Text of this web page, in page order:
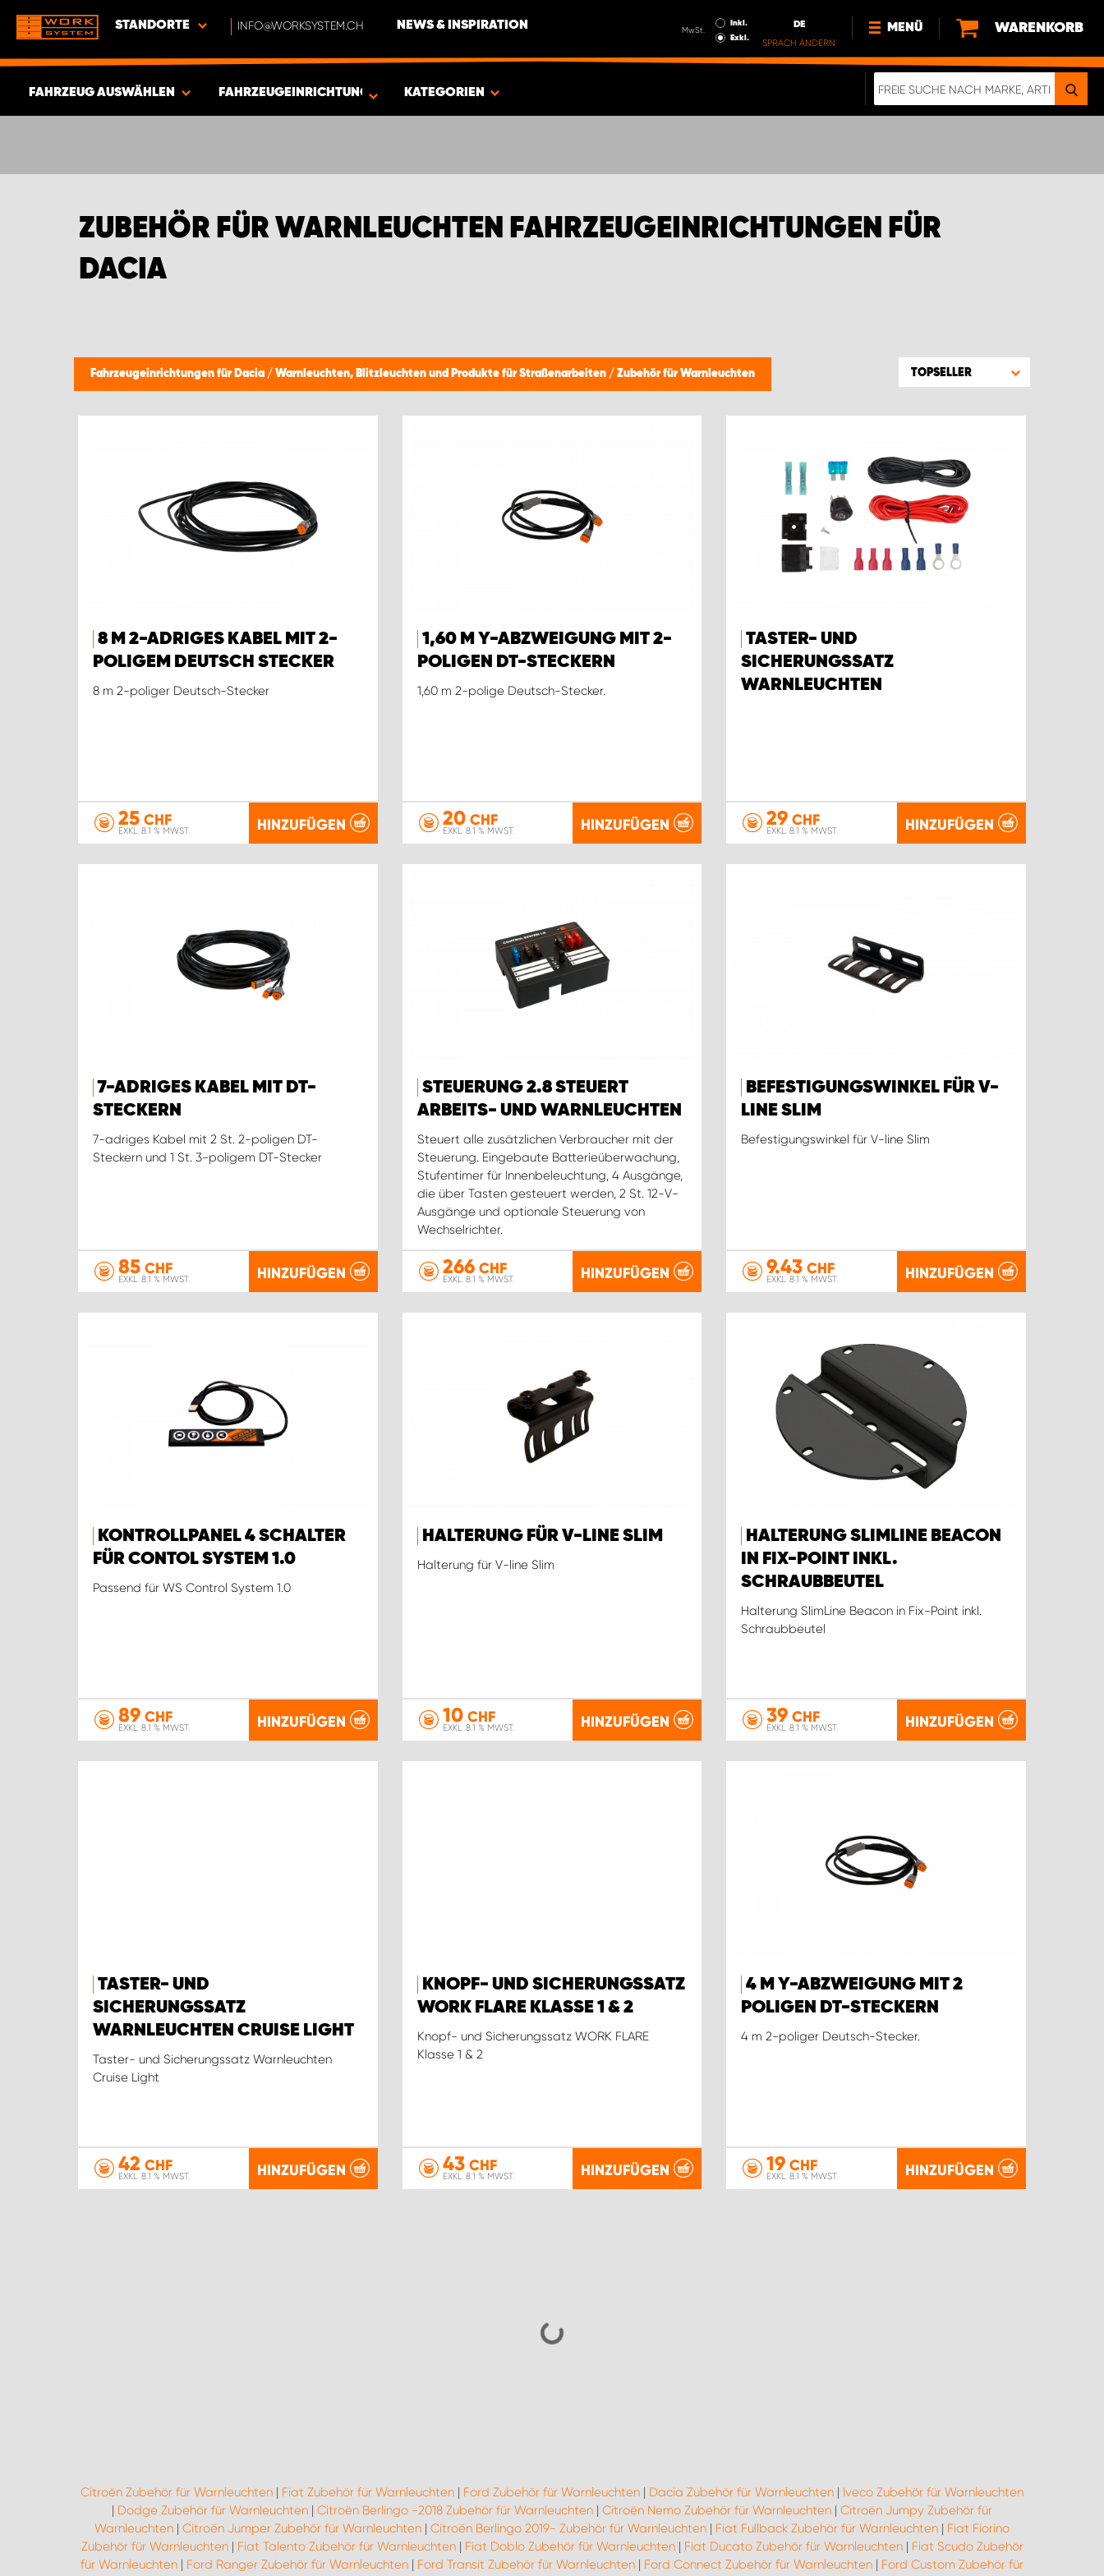
STANDORTE INFO@WORKSYSTEM.CH NEWS & INSPIRATION MwSt.
Inkl.
Exkl.
DE
SPRACH ÄNDERN
MENÜ
NEWS
ELEKTRO-FAHRZEUGE
WARENKORB
FAHRZEUG AUSWÄHLEN
ARTIKEL
FAHRZEUGEINRICHTUNGEN FÜR DACIA
KATEGORIEN
ZUBEHÖR FÜR WARNLEUCHTEN FAHRZEUGEINRICHTUNGEN FÜR
DACIA
Fahrzeugeinrichtungen für Dacia / Warnleuchten, Blitzleuchten und Produkte für Straßenarbeiten / Zubehör für Warnleuchten TOPSELLER
8 M 2-ADRIGES KABEL MIT 2-
POLIGEM DEUTSCH STECKER
8 m 2-poliger Deutsch-Stecker
25 CHF
EXKL. 8.1 % MWST. HINZUFÜGEN
1,60 M Y-ABZWEIGUNG MIT 2-
POLIGEN DT-STECKERN
1,60 m 2-polige Deutsch-Stecker.
20CHF
EXKL. 8.1 % MWST. HINZUFÜGEN
TASTER- UND
SICHERUNGSSATZ
WARNLEUCHTEN
29 CHF
EXKL. 8.1 % MWST. HINZUFÜGEN
7-ADRIGES KABEL MIT DT-
STECKERN
7-adriges Kabel mit 2 St. 2-poligen DT-
Steckern und 1 St. 3-poligem DT-Stecker
85 CHF
EXKL. 8.1 % MWST. HINZUFÜGEN
STEUERUNG 2.8 STEUERT
ARBEITS- UND WARNLEUCHTEN
Steuert alle zusätzlichen Verbraucher mit der
Steuerung. Eingebaute Batterieüberwachung,
Stufentimer für Innenbeleuchtung, 4 Ausgänge,
die über Tasten gesteuert werden, 2 St. 12-V-
Ausgänge und optionale Steuerung von
Wechselrichter.
266CHF
EXKL. 8.1 % MWST. HINZUFÜGEN
BEFESTIGUNGSWINKEL FÜR V-
LINE SLIM
Befestigungswinkel für V-line Slim
9.43 CHF
EXKL. 8.1 % MWST. HINZUFÜGEN
KONTROLLPANEL 4 SCHALTER
FÜR CONTOL SYSTEM 1.0
Passend für WS Control System 1.0
89 CHF
EXKL. 8.1 % MWST. HINZUFÜGEN
HALTERUNG FÜR V-LINE SLIM
Halterung für V-line Slim
10CHF
EXKL. 8.1 % MWST. HINZUFÜGEN
HALTERUNG SLIMLINE BEACON
IN FIX-POINT INKL.
SCHRAUBBEUTEL
Halterung SlimLine Beacon in Fix-Point inkl.
Schraubbeutel
39 CHF
EXKL. 8.1 % MWST. HINZUFÜGEN
TASTER- UND
SICHERUNGSSATZ
WARNLEUCHTEN CRUISE LIGHT
Taster- und Sicherungssatz Warnleuchten
Cruise Light
42 CHF
EXKL. 8.1 % MWST. HINZUFÜGEN
KNOPF- UND SICHERUNGSSATZ
WORK FLARE KLASSE 1 & 2
Knopf- und Sicherungssatz WORK FLARE
Klasse 1 & 2
43CHF
EXKL. 8.1 % MWST. HINZUFÜGEN
4 M Y-ABZWEIGUNG MIT 2
POLIGEN DT-STECKERN
4 m 2-poliger Deutsch-Stecker.
19 CHF
EXKL. 8.1 % MWST. HINZUFÜGEN
Citroën Zubehör für Warnleuchten | Fiat Zubehör für Warnleuchten | Ford Zubehör für Warnleuchten | Dacia Zubehör für Warnleuchten | Iveco Zubehör für Warnleuchten
| Dodge Zubehör für Warnleuchten | Citroën Berlingo -2018 Zubehör für Warnleuchten | Citroën Nemo Zubehör für Warnleuchten | Citroën Jumpy Zubehör für
Warnleuchten | Citroën Jumper Zubehör für Warnleuchten | Citroën Berlingo 2019- Zubehör für Warnleuchten | Fiat Fullback Zubehör für Warnleuchten | Fiat Fiorino
Zubehör für Warnleuchten| Fiat Talento Zubehör für Warnleuchten| Fiat Doblo Zubehör für Warnleuchten| Fiat Ducato Zubehör für Warnleuchten| Fiat Scudo Zubehör
für Warnleuchten | Ford Ranger Zubehör für Warnleuchten | Ford Transit Zubehör für Warnleuchten | Ford Connect Zubehör für Warnleuchten | Ford Custom Zubehör für